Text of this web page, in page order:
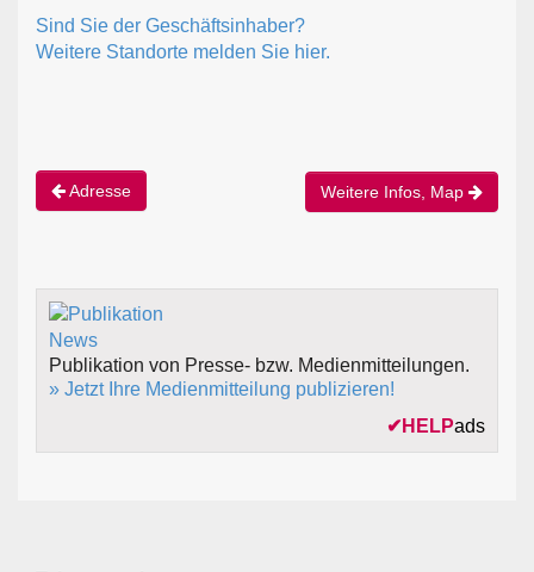
Sind Sie der Geschäftsinhaber?
Weitere Standorte melden Sie hier.
Adresse Weitere Infos, Map
Publikation von Presse- bzw. Medienmitteilungen.
» Jetzt Ihre Medienmitteilung publizieren!
✔ HELPads